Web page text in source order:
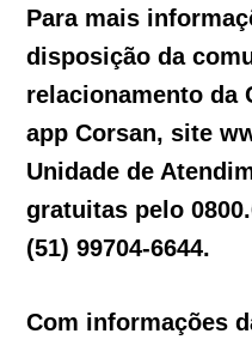
Para mais
disposição da
relacionamento da
app Corsan, site
Unidade de
gratuitas pelo
(51) 99704-6644.
Com informações